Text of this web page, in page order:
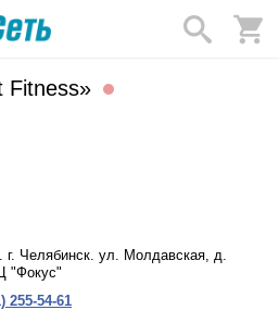
Fitness»
г. Челябинск. ул. Молдавская, д.
"Фокус"
255-54-61